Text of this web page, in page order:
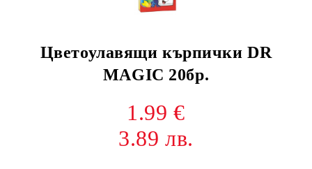
Цветоулавящи кърпички DR
MAGIC 20бр.
1.99 €
3.89 лв.